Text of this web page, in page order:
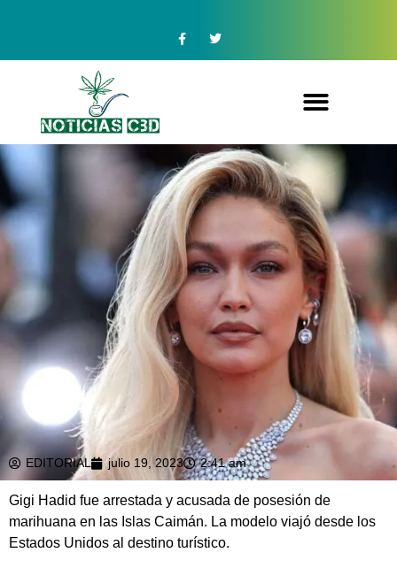
EDITORIAL julio 19, 2023 2:41 am
Gigi Hadid fue arrestada y acusada de posesión de
marihuana en las Islas Caimán. La modelo viajó desde los
Estados Unidos al destino turístico.